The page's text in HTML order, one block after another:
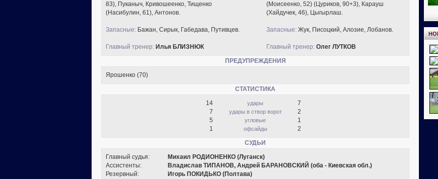
83), Пуканыч, Кривошеенко, Тищенко
(Насибулин, 61), Антонов.
Запасные: Бажан, Сирык, Габедава, Путивцев.
Главный тренер: Илья БЛИЗНЮК
(Моисеенко, 52) (Цуриков, 90+3), Карауш
(Хайдучек, 46), Цыгырлаш.
Запасные: Жук, Писоцкий, Алозие, Лобанов.
Главный тренер: Олег ЛУТКОВ
ПРЕДУПРЕЖДЕНИЯ
Ярошенко (70)
СТАТИСТИКА
14
7
5
1
удары
удары в створ ворот
угловые
офсайды
7
2
1
2
СУДЬИ
Главный судья:
Ассистенты:
Резервный:
Михаил РОДИОНЕНКО (Луганск)
Владислав ТИПАНОВ, Андрей БАРАНОВСКИЙ (оба - Киевская обл.)
Игорь ПОКИДЬКО (Полтава)